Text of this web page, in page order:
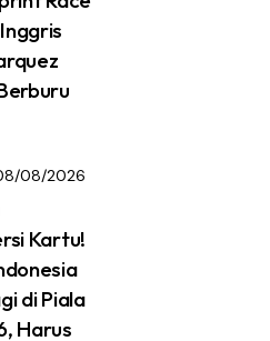
08/2026
Kartu!
di Piala
Harus